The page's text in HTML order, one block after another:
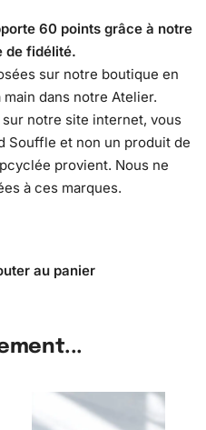
60 points grâce à notre
de fidélité.
sur notre boutique en
dans notre Atelier.
notre site internet, vous
Souffle et non un produit de
provient. Nous ne
à ces marques.
au panier